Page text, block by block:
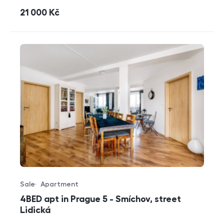
cena
21 000 Kč
4BED apt in Prague 5 - Smíchov, street
Lidická
Offer type
Sale
Property type
Apartment